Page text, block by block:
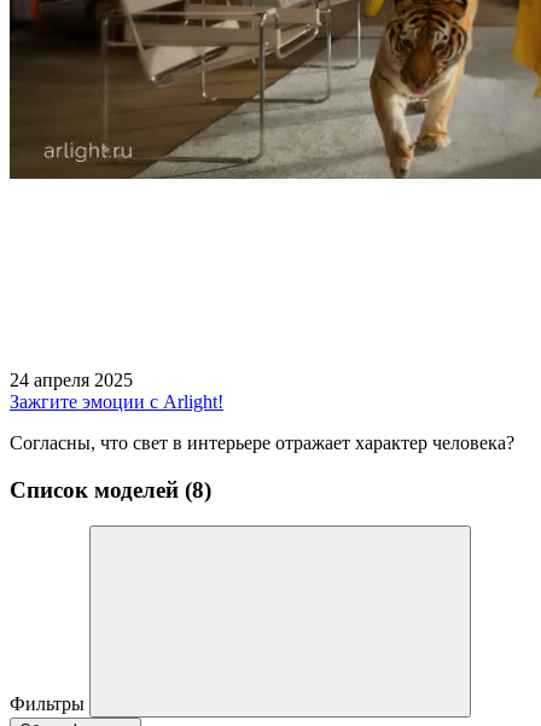
24 апреля 2025
Зажгите эмоции с Arlight!
Согласны, что свет в интерьере отражает характер человека?
Список моделей (8)
Фильтры